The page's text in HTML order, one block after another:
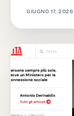
GIUGNO 17, 2026